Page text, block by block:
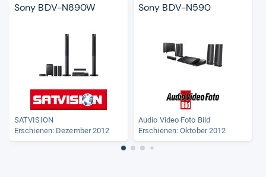
Sony BDV-N890W
SATVISION
Erschienen: Dezember 2012
Sony BDV-N590
Audio Video Foto Bild
Erschienen: Oktober 2012